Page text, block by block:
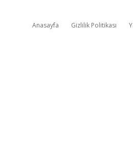
Anasayfa Gizlilik Politikası